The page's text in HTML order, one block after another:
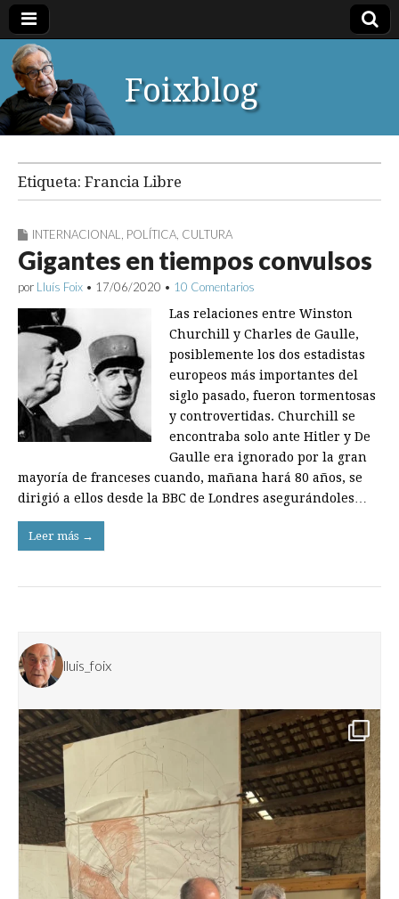
Foixblog
Etiqueta: Francia Libre
INTERNACIONAL POLÍTICA CULTURA
Gigantes en tiempos convulsos
por Lluís Foix • 17/06/2020 • 10 Comentarios
Las relaciones entre Winston
Churchill y Charles de Gaulle,
posiblemente los dos estadistas
europeos más importantes del
siglo pasado, fueron tormentosas
y controvertidas. Churchill se
encontraba solo ante Hitler y De
Gaulle era ignorado por la gran
mayoría de franceses cuando, mañana hará 80 años, se
dirigió a ellos desde la BBC de Londres asegurándoles…
Leer más →
lluis_foix